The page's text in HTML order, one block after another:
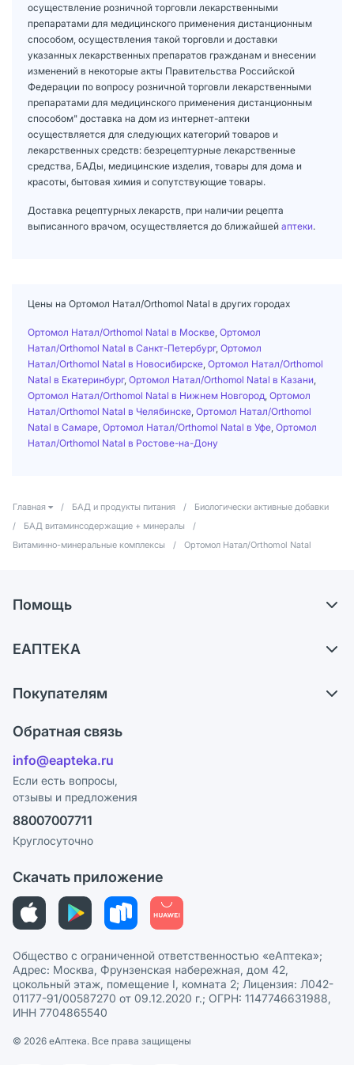
осуществление розничной торговли лекарственными
препаратами для медицинского применения дистанционным
способом, осуществления такой торговли и доставки
указанных лекарственных препаратов гражданам и внесении
изменений в некоторые акты Правительства Российской
Федерации по вопросу розничной торговли лекарственными
препаратами для медицинского применения дистанционным
способом" доставка на дом из интернет-аптеки
осуществляется для следующих категорий товаров и
лекарственных средств: безрецептурные лекарственные
средства, БАДы, медицинские изделия, товары для дома и
красоты, бытовая химия и сопутствующие товары.
Доставка рецептурных лекарств, при наличии рецепта
выписанного врачом, осуществляется до ближайшей аптеки.
Цены на Ортомол Натал/Orthomol Natal в других городах
Ортомол Натал/Orthomol Natal в Москве Ортомол
Натал/Orthomol Natal в Санкт-Петербург, Ортомол
Натал/Orthomol Natal в Новосибирске Ортомол Натал/Orthomol
Natal в Екатеринбург, Ортомол Натал/Orthomol Natal в Казани
Ортомол Натал/Orthomol Natal в Нижнем Новгород Ортомол
Натал/Orthomol Natal в Челябинске Ортомол Натал/Orthomol
Natal в Самаре Ортомол Натал/Orthomol Natal в Уфе Ортомол
Натал/Orthomol Natal в Ростове-на-Дону
Главная / БАД и продукты питания /
Биологически активные добавки
/
БАД витаминсодержащие + минералы
/
Витаминно-минеральные комплексы
/ Ортомол Натал/Orthomol Natal
Помощь
Самовывоз из аптек
Ответы на вопросы
Блог
ЕАПТЕКА
Карьера
Поставщики
Лицензия
Реклама на сайте
Ваши товары на ЕАПТЕКЕ
Покупателям
Программа СберСпасибо
Политика конфиденциальности
Пользовательское соглашение
Политика рекомендаций
Этика и соответствие
Политика в отношении обработки персональных данных
Обратная связь
info@eapteka.ru
Если есть вопросы,
отзывы и предложения
88007007711
Круглосуточно
Скачать приложение
Общество с ограниченной ответственностью «еАптека»;
Адрес: Москва, Фрунзенская набережная, дом 42,
цокольный этаж, помещение I, комната 2; Лицензия: Л042-
01177-91/00587270 от 09.12.2020 г.; ОГРН: 1147746631988,
ИНН 7704865540
© 2026 eАптека. Все права защищены